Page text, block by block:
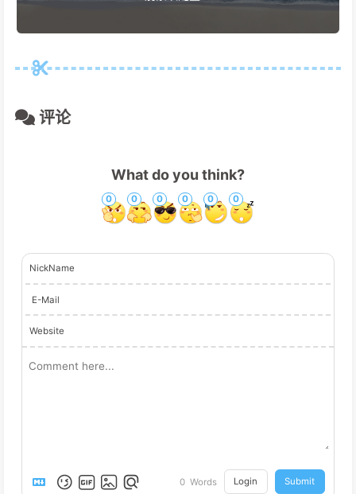
评论
What do you think?
0 0 0 0 0 0
NickName
E-Mail
Website
0 Words Login Submit